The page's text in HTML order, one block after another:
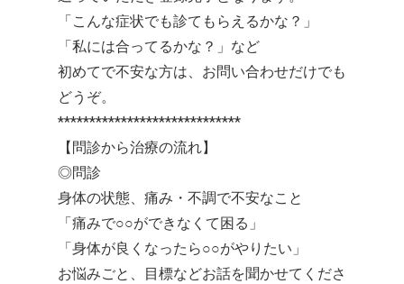
「こんな症状でも診てもらえるかな？」
「私には合ってるかな？」など
初めてで不安な方は、お問い合わせだけでも
どうぞ。
*****************************
【問診から治療の流れ】
◎問診
身体の状態、痛み・不調で不安なこと
「痛みで○○ができなくて困る」
「身体が良くなったら○○がやりたい」
お悩みごと、目標などお話を聞かせてくださ